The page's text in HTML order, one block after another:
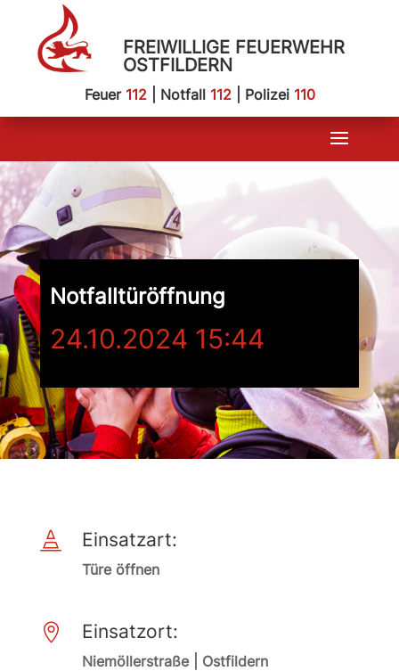
FREIWILLIGE FEUERWEHR
OSTFILDERN
Feuer 112| Notfall 112| Polizei 110
Notfalltüröffnung
24.10.2024 15:44
 Einsatzart:
Türe öffnen
 Einsatzort:
Niemöllerstraße | Ostfildern